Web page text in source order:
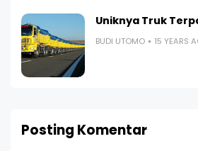
Uniknya Truk
BUDI UTOMO 15 YEARS
Posting Komentar